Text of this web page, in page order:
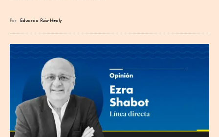
Por Eduardo Ruiz-Healy